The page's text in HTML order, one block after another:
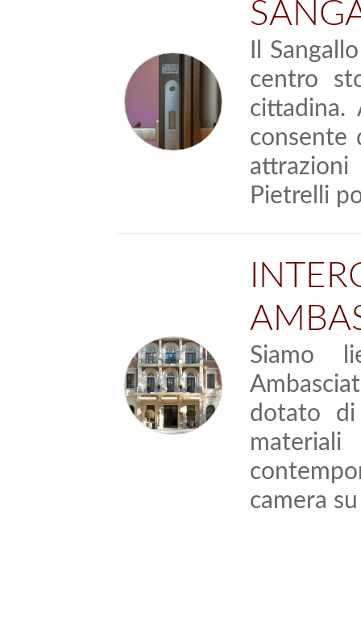
Il
centro
cittadina.
consente
Pietrelli
Siamo
dotato
materiali
camera